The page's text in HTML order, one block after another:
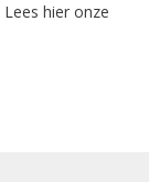
Lees hier onze